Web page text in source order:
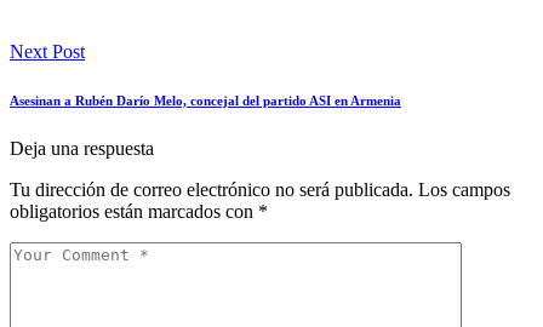
Next Post
Asesinan a Rubén Darío Melo, concejal del partido ASI en Armenia
Deja una respuesta
Tu dirección de correo electrónico no será publicada. Los campos
obligatorios están marcados con *